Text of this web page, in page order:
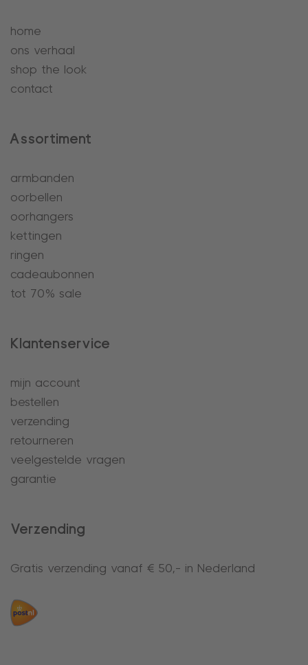
home
ons verhaal
shop the look
contact
Assortiment
armbanden
oorbellen
oorhangers
kettingen
ringen
cadeaubonnen
tot 70% sale
Klantenservice
mijn account
bestellen
verzending
retourneren
veelgestelde vragen
garantie
Verzending
Gratis verzending vanaf € 50,- in Nederland